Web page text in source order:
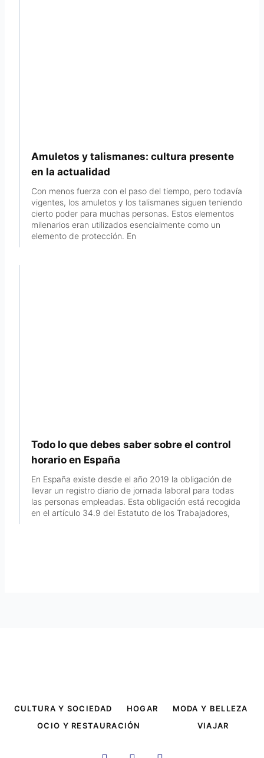
Amuletos y talismanes: cultura presente
en la actualidad
Con menos fuerza con el paso del tiempo, pero todavía
vigentes, los amuletos y los talismanes siguen teniendo
cierto poder para muchas personas. Estos elementos
milenarios eran utilizados esencialmente como un
elemento de protección. En
Todo lo que debes saber sobre el control
horario en España
En España existe desde el año 2019 la obligación de
llevar un registro diario de jornada laboral para todas
las personas empleadas. Esta obligación está recogida
en el artículo 34.9 del Estatuto de los Trabajadores,
CULTURA Y SOCIEDAD HOGAR
MODA Y BELLEZA
OCIO Y RESTAURACIÓN
VIAJAR